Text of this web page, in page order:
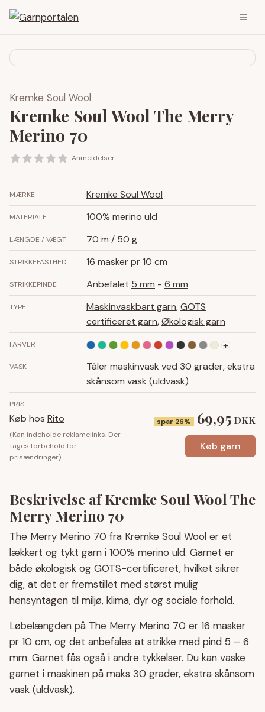
Kremke Soul Wool
Kremke Soul Wool The Merry
Merino 70
Anmeldelser
MÆRKE Kremke Soul Wool
MATERIALE 100% merino uld
LÆNGDE / VÆGT 70 m / 50 g
STRIKKEFASTHED 16 masker pr 10 cm
STRIKKEPINDE Anbefalet 5 mm - 6 mm
TYPE Maskinvaskbart garn,GOTS
certificeret garn,Økologisk garn
FARVER +
VASK
Tåler maskinvask ved 30 grader, ekstra
skånsom vask (uldvask)
PRIS
Køb hos Rito spar 26% 69,95 DKK
(Kan indeholde reklamelinks. Der
tages forbehold for
prisændringer)
Køb garn
Beskrivelse af Kremke Soul Wool The
Merry Merino 70
The Merry Merino 70 fra Kremke Soul Wool er et
lækkert og tykt garn i 100% merino uld. Garnet er
både økologisk og GOTS-certificeret, hvilket sikrer
dig, at det er fremstillet med størst mulig
hensyntagen til miljø, klima, dyr og sociale forhold.
Løbelængden på The Merry Merino 70 er 16 masker
pr 10 cm, og det anbefales at strikke med pind 5 – 6
mm. Garnet fås også i andre tykkelser. Du kan vaske
garnet i maskinen på maks 30 grader, ekstra skånsom
vask (uldvask).